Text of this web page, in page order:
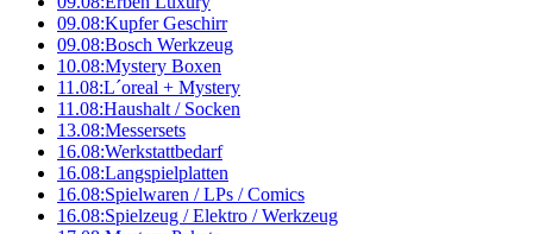
09.08:Kupfer Geschirr
09.08:Bosch Werkzeug
10.08:Mystery Boxen
11.08:L´oreal + Mystery
11.08:Haushalt / Socken
13.08:Messersets
16.08:Werkstattbedarf
16.08:Langspielplatten
16.08:Spielwaren / LPs / Comics
16.08:Spielzeug / Elektro / Werkzeug